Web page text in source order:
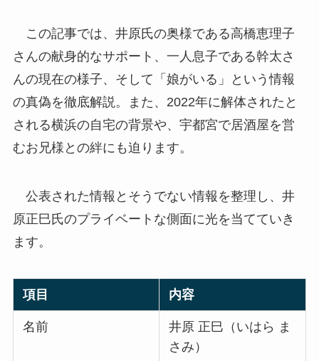
この記事では、井原氏の奥様である高橋恵理子
さんの献身的なサポート、一人息子である幹太さ
んの現在の様子、そして「娘がいる」という情報
の真偽を徹底解説。また、2022年に解体されたと
される横浜の自宅の背景や、宇都宮で居酒屋を営
むお兄様との絆にも迫ります。
公表された情報とそうでない情報を整理し、井
原正巳氏のプライベートな側面に光を当てていき
ます。
項目 内容
名前
井原 正巳（いはら ま
さみ）